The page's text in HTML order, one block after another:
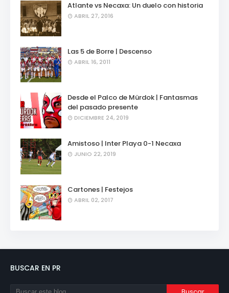
Atlante vs Necaxa: Un duelo con historia
ABRIL 27, 2016
Las 5 de Borre | Descenso
ABRIL 16, 2011
Desde el Palco de Mürdok | Fantasmas
del pasado presente
DICIEMBRE 24, 2019
Amistoso | Inter Playa 0-1 Necaxa
JUNIO 22, 2019
Cartones | Festejos
ABRIL 02, 2017
BUSCAR EN PR